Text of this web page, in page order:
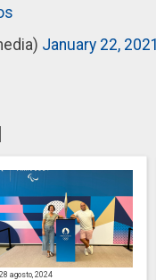
January 22, 2021
28 agosto, 2024